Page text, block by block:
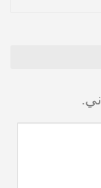
القسري
12 مواطناً، معظمهم من
كان يفترض